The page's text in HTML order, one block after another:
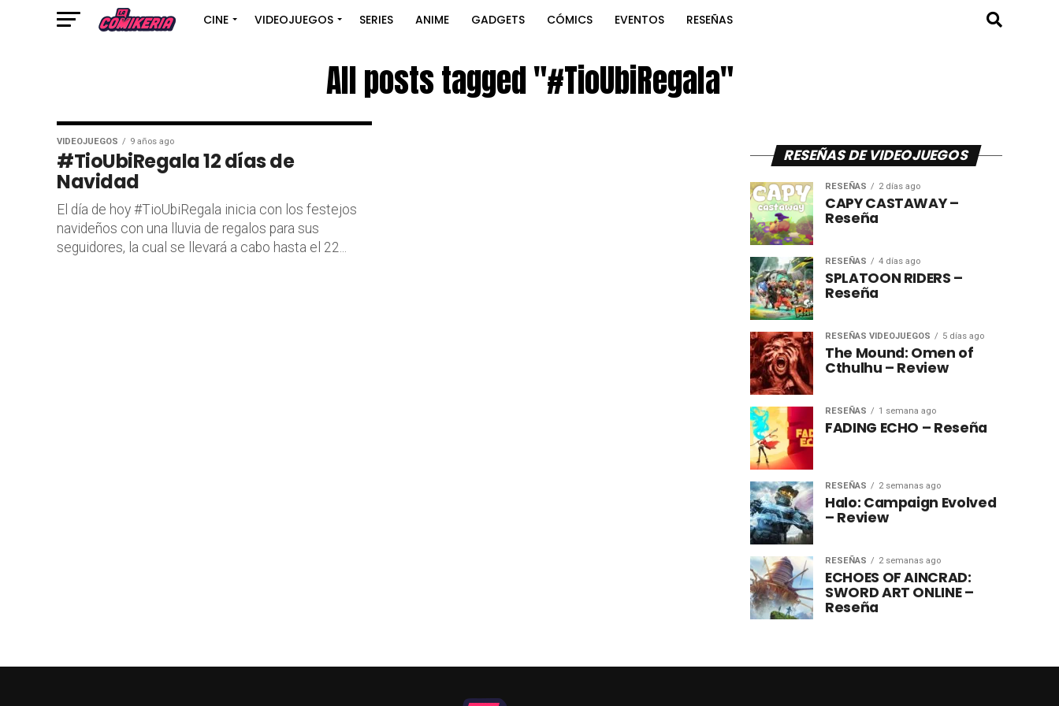
CINE VIDEOJUEGOS SERIES ANIME GADGETS CÓMICS EVENTOS RESEÑAS
All posts tagged "#TioUbiRegala"
VIDEOJUEGOS 9 años ago
#TioUbiRegala 12 días de
Navidad
El día de hoy #TioUbiRegala inicia con los festejos
navideños con una lluvia de regalos para sus
seguidores, la cual se llevará a cabo hasta el 22...
RESEÑAS DE VIDEOJUEGOS
RESEÑAS 2 días ago
CAPY CASTAWAY –
Reseña
RESEÑAS 4 días ago
SPLATOON RIDERS –
Reseña
RESEÑAS VIDEOJUEGOS 5 días ago
The Mound: Omen of
Cthulhu – Review
RESEÑAS 1 semana ago
FADING ECHO – Reseña
RESEÑAS 2 semanas ago
Halo: Campaign Evolved
– Review
RESEÑAS 2 semanas ago
ECHOES OF AINCRAD:
SWORD ART ONLINE –
Reseña